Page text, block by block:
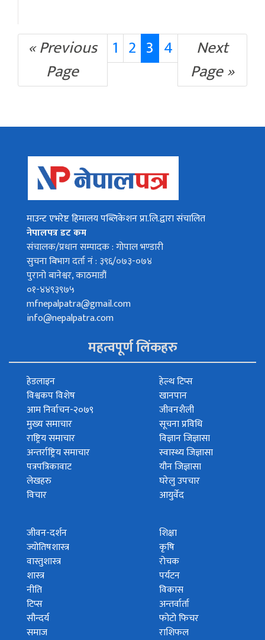
« Previous
Page
1 2 3 4
Next
Page »
माउन्ट एभरेष्ट हिमालय पब्लिकेशन प्रा.लि.द्वारा संचालित
नेपालपत्र डट कम
संचालक/प्रधान सम्पादक : गोपाल भण्डारी
सुचना बिभाग दर्ता नं : ३९६/०७३-०७४
पुरानो बानेश्वर, काठमाडौं
०१-४४९३९७५
mfnepalpatra@gmail.com
info@nepalpatra.com
महत्वपूर्ण लिंकहरु
हेडलाइन
विश्वकप विशेष
आम निर्वाचन-२०७९
मुख्य समाचार
राष्ट्रिय समाचार
अन्तर्राष्ट्रिय समाचार
पत्रपत्रिकावाट
लेखहरु
विचार
हेल्थ टिप्स
खानपान
जीवनशैली
सूचना प्रविधि
विज्ञान जिज्ञासा
स्वास्थ्य जिज्ञासा
यौन जिज्ञासा
घरेलु उपचार
आयुर्वेद
जीवन-दर्शन
ज्योतिषशास्त्र
वास्तुशास्त्र
शास्त्र
नीति
टिप्स
सौन्दर्य
समाज
शिक्षा
कृषि
रोचक
पर्यटन
विकास
अन्तर्वार्ता
फोटो फिचर
राशिफल